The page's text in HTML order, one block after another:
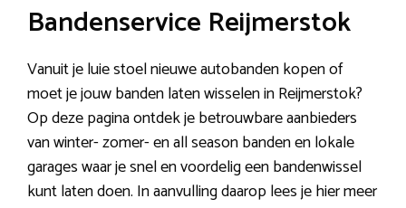
Bandenservice Reijmerstok
Vanuit je luie stoel nieuwe autobanden kopen of
moet je jouw banden laten wisselen in Reijmerstok?
Op deze pagina ontdek je betrouwbare aanbieders
van winter- zomer- en all season banden en lokale
garages waar je snel en voordelig een bandenwissel
kunt laten doen. In aanvulling daarop lees je hier meer